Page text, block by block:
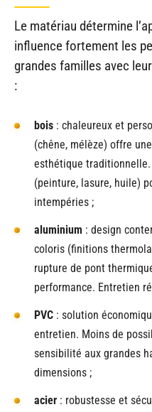
Le matériau détermine
influence fortement les
grandes familles avec
:
bois : chaleureux et
(chêne, mélèze) offre
esthétique
(peinture, lasure, huile)
intempéries ;
aluminium : design
coloris (finitions
rupture de pont
performance. Entretien
PVC : solution
entretien. Moins de
sensibilité aux grandes
dimensions ;
acier : robustesse et